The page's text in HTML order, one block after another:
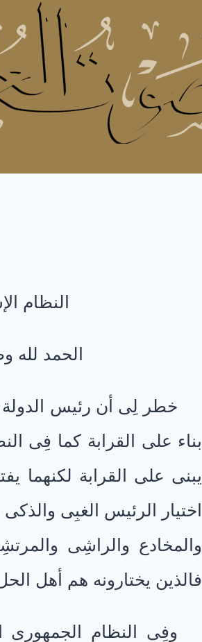
النظام
الحمد
خطر لِى أن رئيس الدولة
بناء على القرابة كما فِى
يبنى على القرابة لكنهما
اختيار الرئيس الغبِى
والمخادع والراشِى
فالذين يختارونه هم أهل
وفِى النظام الجمهورى